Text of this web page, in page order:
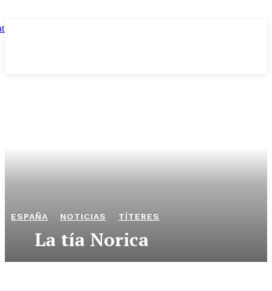
ESPAÑA NOTICIAS TÍTERES
La tía Norica